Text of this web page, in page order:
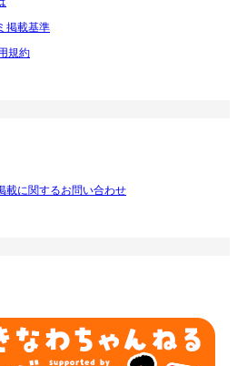
掲載基準
規約
載に関するお問い合わせ